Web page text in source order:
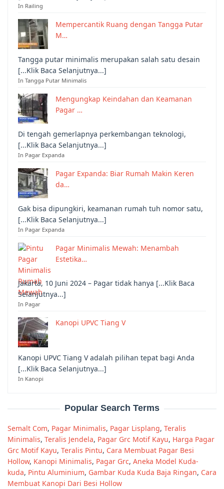
In Railing
Mempercantik Ruang dengan Tangga Putar
M…
Tangga putar minimalis merupakan salah satu desain
[...Klik Baca Selanjutnya...]
In Tangga Putar Minimalis
Mengungkap Keindahan dan Keamanan
Pagar …
Di tengah gemerlapnya perkembangan teknologi,
[...Klik Baca Selanjutnya...]
In Pagar Expanda
Pagar Expanda: Biar Rumah Makin Keren
da…
Gak bisa dipungkiri, keamanan rumah tuh nomor satu,
[...Klik Baca Selanjutnya...]
In Pagar Expanda
Pagar Minimalis Mewah: Menambah
Estetika…
Jakarta, 10 Juni 2024 – Pagar tidak hanya [...Klik Baca
Selanjutnya...]
In Pagar
Kanopi UPVC Tiang V
Kanopi UPVC Tiang V adalah pilihan tepat bagi Anda
[...Klik Baca Selanjutnya...]
In Kanopi
Popular Search Terms
Semalt Com, Pagar Minimalis, Pagar Lisplang, Teralis
Minimalis, Teralis Jendela, Pagar Grc Motif Kayu, Harga Pagar
Grc Motif Kayu, Teralis Pintu, Cara Membuat Pagar Besi
Hollow, Kanopi Minimalis, Pagar Grc, Aneka Model Kuda-
kuda, Pintu Aluminium, Gambar Kuda Kuda Baja Ringan, Cara
Membuat Kanopi Dari Besi Hollow